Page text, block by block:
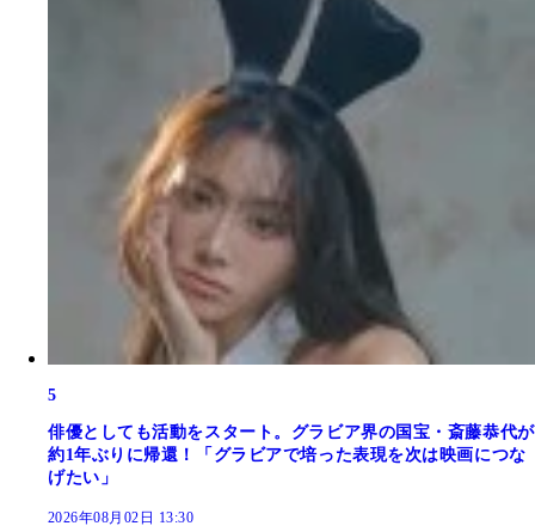
5
俳優としても活動をスタート。グラビア界の国宝・斎藤恭代が
約1年ぶりに帰還！「グラビアで培った表現を次は映画につな
げたい」
2026年08月02日 13:30